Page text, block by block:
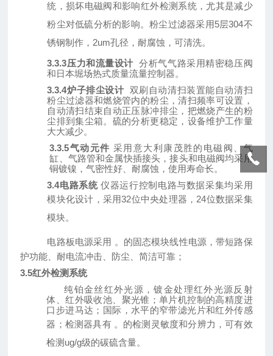
统，损坏电磁阀和影响红外检测系统，尤其是减少
粉尘对低硫分析的影响。粉尘过滤器采用5层304不
锈钢制作，2um孔径，耐腐蚀，可清洗。
3.3.3压力和流量设计分析气气路采用精密稳压阀
和日本堀场热式质量流量控制器。
3.3.4炉子排尘设计 双刷自动清扫装置能自动清扫
粉尘过滤器和燃烧管内的粉尘，清扫频率可设置，
自动清扫结束自动正压脉冲排尘，把燃烧产生的粉
尘排到集尘箱。硫的分析更稳定，设备维护工作量
大大减少。
3.3.5气动元件 采用意大利康茂胜的电磁阀、气
缸、气路管和金属快插接头，接头和电磁阀均采用
铜镀镍，气密性好、耐腐蚀，使用寿命长。
3.4电路系统仪器运行控制电路与数据采集均采用
模块化设计，采用32位中央处理器 ， 24位数据采集
模块。
电路板电源采用 。 的固态模块线性电源，带短路保
护功能、耐电流冲击、防尘、简洁可靠；
3.5红外检测系统
纯铂金丝红外光源，镀金处理红外光源反射
体、红外吸收池、聚光锥；单片机控制的高精度进
口步进马达；国际 ， 水平的窄带滤光片和红外传感
器；检测器具有 。 的检测灵敏度和分辨力，可有效
检测 ug/g级的碳硫含量。